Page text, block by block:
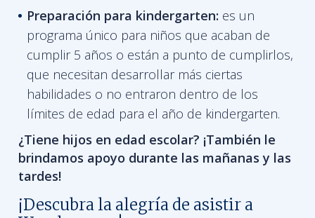
Preparación para kindergarten: es un
programa único para niños que acaban de
cumplir 5 años o están a punto de cumplirlos,
que necesitan desarrollar más ciertas
habilidades o no entraron dentro de los
límites de edad para el año de kindergarten.
¿Tiene hijos en edad escolar? ¡También le
brindamos apoyo durante las mañanas y las
tardes!
¡Descubra la alegría de asistir a